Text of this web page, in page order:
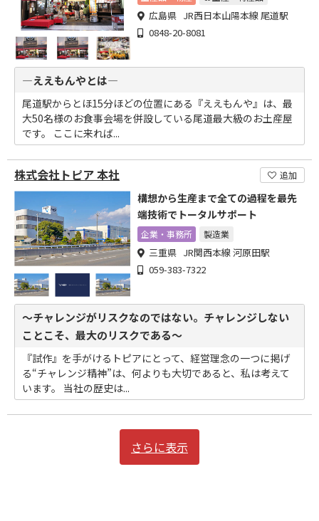
広島県 JR西日本山陽本線 尾道駅
0848-20-8081
―ええもんやとは―
尾道駅からとほ15分ほどの位置にある『ええもんや』は、最
大50名様のお食事会場を併設している尾道最大級のお土産屋
です。 ここに来れば...
株式会社トピア 本社 追加
構想から生産まで全ての過程を最先
端技術でトータルサポート
企業・事務所 製造業
三重県 JR関西本線 河原田駅
059-383-7322
～チャレンジがリスクなのではない。チャレンジしない
ことこそ、最大のリスクである～
『試作』を手がけるトピアにとって、経営理念の一つに掲げ
る“チャレンジ精神”は、何よりも大切であると、私は考えて
います。 当社の歴史は...
さらに表示